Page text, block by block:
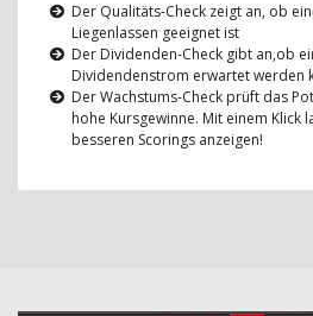
Der Qualitäts-Check zeigt an, ob
Liegenlassen geeignet ist
Der Dividenden-Check gibt an,ob
Dividendenstrom erwartet werden
Der Wachstums-Check prüft das
hohe Kursgewinne. Mit einem Klick
besseren Scorings anzeigen!